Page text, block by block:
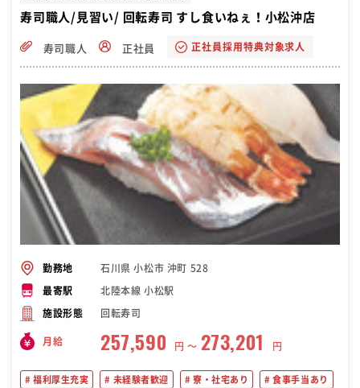
寿司職人/見習い/ 回転寿司 すし食いねぇ！小松沖店
寿司職人 正社員 正社員採用特典対象求人
勤務地 石川県 小松市 沖町 528
最寄駅 北陸本線 小松駅
施設形態 回転寿司
月給 257,590 円 〜 273,201 円
福利厚生充実 未経験者歓迎 寮・社宅あり 食事手当あり